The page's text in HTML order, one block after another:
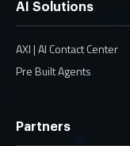
AI Solutions
AXI | AI Contact Center
Pre Built Agents
Partners